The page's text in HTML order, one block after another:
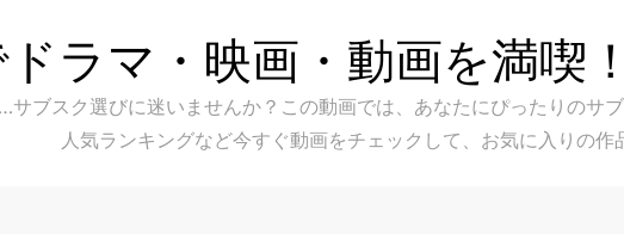
ラマ・映画・動画を満喫
ブスク選びに迷いませんか？この動画では、あなたにぴったりのサ
人気ランキングなど今すぐ動画をチェックして、お気に入りの作